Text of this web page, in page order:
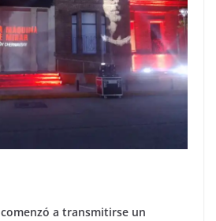
comenzó a transmitirse un